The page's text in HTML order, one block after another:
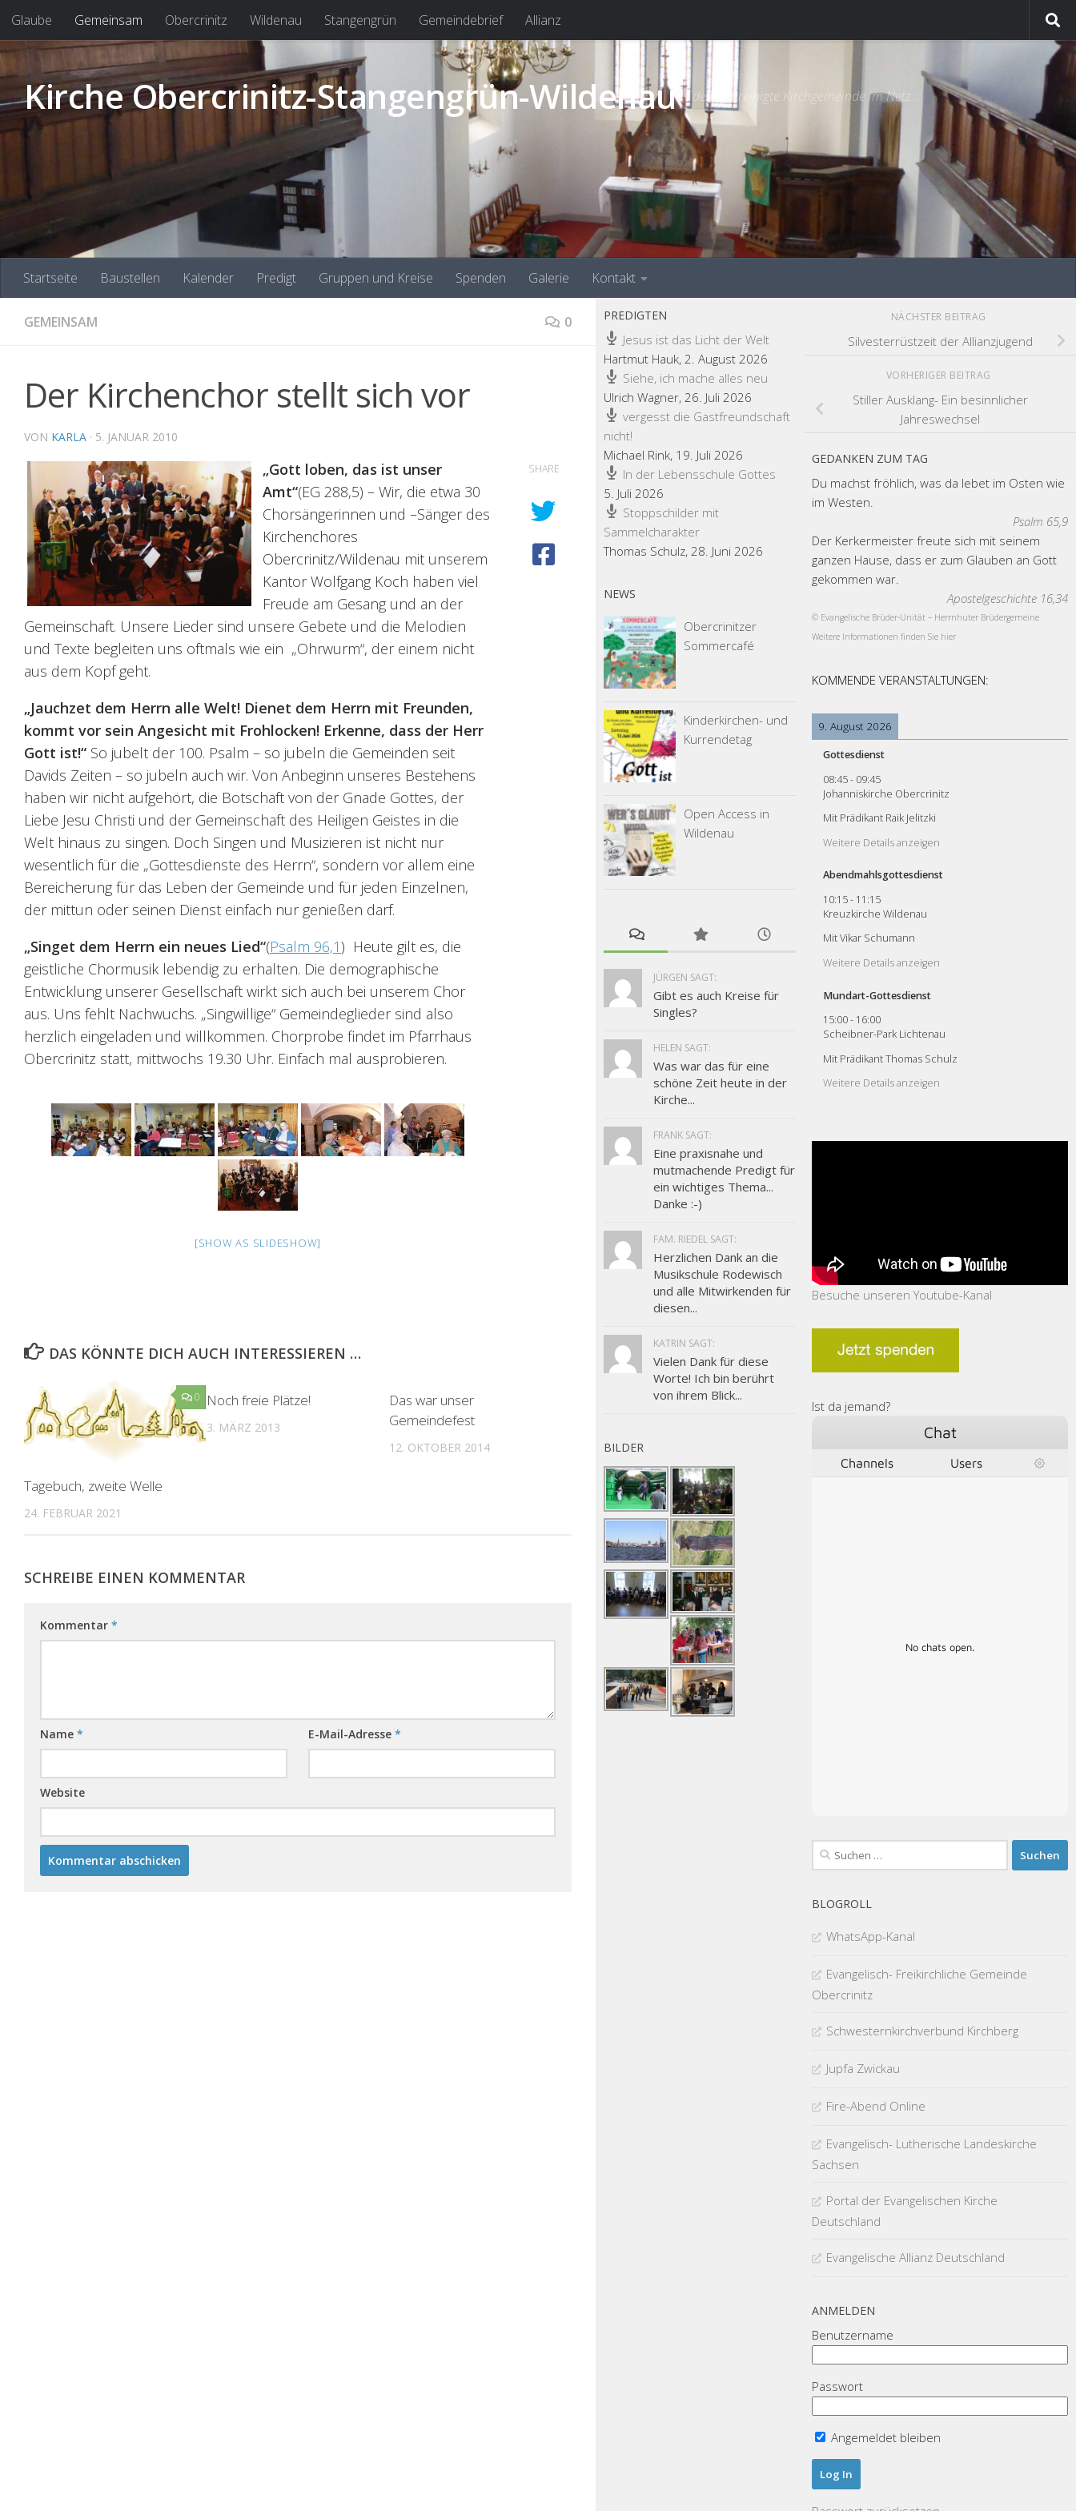
Zum Inhalt springen
Glaube Gemeinsam Obercrinitz Wildenau Stangengrün Gemeindebrief Allianz
Kirche Obercrinitz-Stangengrün-Wildenau deine vereinigte Kirchgemeinde im Netz
Startseite Baustellen Kalender Predigt Gruppen und Kreise Spenden Galerie Kontakt
GEMEINSAM 0
Der Kirchenchor stellt sich vor
VON KARLA · 5. JANUAR 2010
„Gott loben, das ist unser
Amt“(EG 288,5) – Wir, die etwa 30
Chorsängerinnen und –Sänger des
Kirchenchores
Obercrinitz/Wildenau mit unserem
Kantor Wolfgang Koch haben viel
Freude am Gesang und an der
Gemeinschaft. Unsere Lieder sind unsere Gebete und die Melodien
und Texte begleiten uns oftmals wie ein „Ohrwurm“, der einem nicht
aus dem Kopf geht.
„Jauchzet dem Herrn alle Welt! Dienet dem Herrn mit Freunden,
kommt vor sein Angesicht mit Frohlocken! Erkenne, dass der Herr
Gott ist!“ So jubelt der 100. Psalm – so jubeln die Gemeinden seit
Davids Zeiten – so jubeln auch wir. Von Anbeginn unseres Bestehens
haben wir nicht aufgehört, die Botschaft von der Gnade Gottes, der
Liebe Jesu Christi und der Gemeinschaft des Heiligen Geistes in die
Welt hinaus zu singen. Doch Singen und Musizieren ist nicht nur
wesentlich für die „Gottesdienste des Herrn“, sondern vor allem eine
Bereicherung für das Leben der Gemeinde und für jeden Einzelnen,
der mittun oder seinen Dienst einfach nur genießen darf.
„Singet dem Herrn ein neues Lied“(Psalm 96,1) Heute gilt es, die
geistliche Chormusik lebendig zu erhalten. Die demographische
Entwicklung unserer Gesellschaft wirkt sich auch bei unserem Chor
aus. Uns fehlt Nachwuchs. „Singwillige“ Gemeindeglieder sind also
herzlich eingeladen und willkommen. Chorprobe findet im Pfarrhaus
Obercrinitz statt, mittwochs 19.30 Uhr. Einfach mal ausprobieren.
[SHOW AS SLIDESHOW]
SHARE
DAS KÖNNTE DICH AUCH INTERESSIEREN …
0
Tagebuch, zweite Welle
24. FEBRUAR 2021
Noch freie Plätze!
3. MÄRZ 2013
Das war unser
Gemeindefest
12. OKTOBER 2014
SCHREIBE EINEN KOMMENTAR
Kommentar *
Name * E-Mail-Adresse *
Website
NÄCHSTER BEITRAG
Silvesterrüstzeit der Allianzjugend
VORHERIGER BEITRAG
Stiller Ausklang- Ein besinnlicher
Jahreswechsel
GEDANKEN ZUM TAG
Du machst fröhlich, was da lebet im Osten wie
im Westen.
Psalm 65,9
Der Kerkermeister freute sich mit seinem
ganzen Hause, dass er zum Glauben an Gott
gekommen war.
Apostelgeschichte 16,34
© Evangelische Brüder-Unität – Herrnhuter Brüdergemeine
Weitere Informationen finden Sie hier
KOMMENDE VERANSTALTUNGEN:
9. August 2026
Gottesdienst
08:45- 09:45
Johanniskirche Obercrinitz
Mit Prädikant Raik Jelitzki
Weitere Details anzeigen
Abendmahlsgottesdienst
10:15- 11:15
Kreuzkirche Wildenau
Mit Vikar Schumann
Weitere Details anzeigen
Mundart-Gottesdienst
15:00- 16:00
Scheibner-Park Lichtenau
Mit Prädikant Thomas Schulz
Weitere Details anzeigen
Besuche unseren Youtube-Kanal
Ist da jemand?
Chat
Channels Users
No chats open.
Suchen
nach:
BLOGROLL
WhatsApp-Kanal
Evangelisch- Freikirchliche Gemeinde
Obercrinitz
Schwesternkirchverbund Kirchberg
Jupfa Zwickau
Fire-Abend Online
Evangelisch- Lutherische Landeskirche
Sachsen
Portal der Evangelischen Kirche
Deutschland
Evangelische Allianz Deutschland
ANMELDEN
Benutzername
Passwort
Angemeldet bleiben
PREDIGTEN
Jesus ist das Licht der Welt
Hartmut Hauk, 2. August 2026
Siehe, ich mache alles neu
Ulrich Wagner, 26. Juli 2026
vergesst die Gastfreundschaft
nicht!
Michael Rink, 19. Juli 2026
In der Lebensschule Gottes
5. Juli 2026
Stoppschilder mit
Sammelcharakter
Thomas Schulz, 28. Juni 2026
NEWS
Obercrinitzer
Sommercafé
Kinderkirchen- und
Kurrendetag
Open Access in
Wildenau
JÜRGEN SAGT:
Gibt es auch Kreise für
Singles?
HELEN SAGT:
Was war das für eine
schöne Zeit heute in der
Kirche...
FRANK SAGT:
Eine praxisnahe und
mutmachende Predigt für
ein wichtiges Thema...
Danke :-)
FAM. RIEDEL SAGT:
Herzlichen Dank an die
Musikschule Rodewisch
und alle Mitwirkenden für
diesen...
KATRIN SAGT:
Vielen Dank für diese
Worte! Ich bin berührt
von ihrem Blick...
BILDER